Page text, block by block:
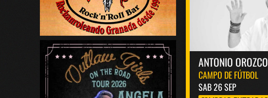
ANTONIO OROZCO
CAMPO DE FÚTBOL
SAB 26 SEP